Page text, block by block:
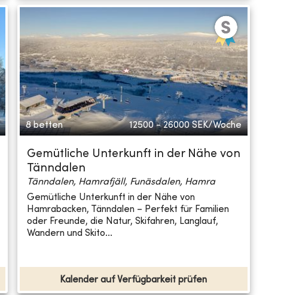
8 betten 12500 - 26000 SEK/Woche
Gemütliche Unterkunft in der Nähe von
Tänndalen
Tänndalen, Hamrafjäll, Funäsdalen, Hamra
Gemütliche Unterkunft in der Nähe von
Hamrabacken, Tänndalen – Perfekt für Familien
oder Freunde, die Natur, Skifahren, Langlauf,
Wandern und Skito...
Kalender auf Verfügbarkeit prüfen